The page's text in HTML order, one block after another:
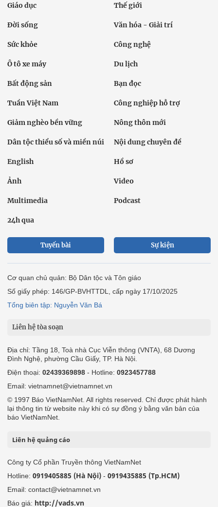
Giáo dục Thế giới
Đời sống Văn hóa - Giải trí
Sức khỏe Công nghệ
Ô tô xe máy Du lịch
Bất động sản Bạn đọc
Tuần Việt Nam Công nghiệp hỗ trợ
Giảm nghèo bền vững Nông thôn mới
Dân tộc thiểu số và miền núi Nội dung chuyên đề
English Hồ sơ
Ảnh Video
Multimedia Podcast
24h qua
Tuyến bài Sự kiện
Cơ quan chủ quản: Bộ Dân tộc và Tôn giáo
Số giấy phép: 146/GP-BVHTTDL, cấp ngày 17/10/2025
Tổng biên tập: Nguyễn Văn Bá
Liên hệ tòa soạn
Địa chỉ: Tầng 18, Toà nhà Cục Viễn thông (VNTA), 68 Dương
Đình Nghệ, phường Cầu Giấy, TP. Hà Nội.
Điện thoại: 02439369898 - Hotline: 0923457788
Email: vietnamnet@vietnamnet.vn
© 1997 Báo VietNamNet. All rights reserved. Chỉ được phát hành
lại thông tin từ website này khi có sự đồng ý bằng văn bản của
báo VietNamNet.
Liên hệ quảng cáo
Công ty Cổ phần Truyền thông VietNamNet
Hotline: 0919405885 (Hà Nội) - 0919435885 (Tp.HCM)
Email: contact@vietnamnet.vn
Báo giá: http://vads.vn